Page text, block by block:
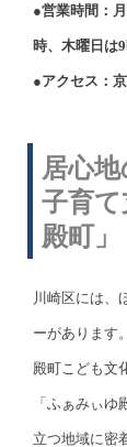
●営業時間：
時、木曜日は
●アクセス：
居心
子育
殿町」
川崎区には、
ーがあります。
殿町こども文
「ふぁみぃ
立つ地域に密